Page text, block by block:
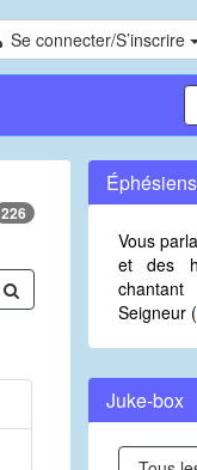
Se connecter/S’inscrire
226
Vous
et des
Seigneur (
Juke-box